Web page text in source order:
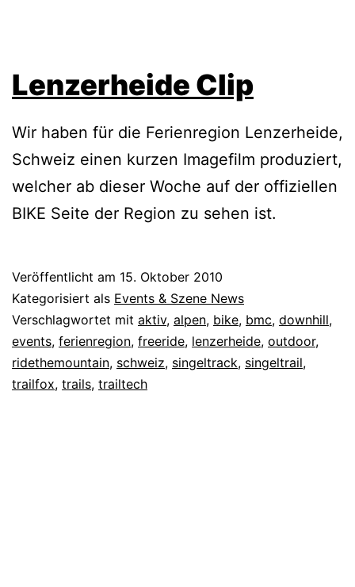
Lenzerheide Clip
Wir haben für die Ferienregion Lenzerheide,
Schweiz einen kurzen Imagefilm produziert,
welcher ab dieser Woche auf der offiziellen
BIKE Seite der Region zu sehen ist.
Veröffentlicht am 15. Oktober 2010
Kategorisiert als Events & Szene News
Verschlagwortet mit aktiv, alpen, bike, bmc, downhill,
events, ferienregion, freeride, lenzerheide, outdoor,
ridethemountain, schweiz, singeltrack, singeltrail,
trailfox, trails, trailtech